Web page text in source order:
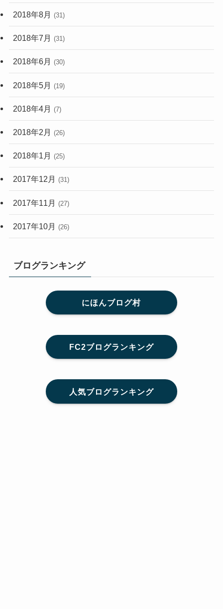
2018年8月 (31)
2018年7月 (31)
2018年6月 (30)
2018年5月 (19)
2018年4月 (7)
2018年2月 (26)
2018年1月 (25)
2017年12月 (31)
2017年11月 (27)
2017年10月 (26)
ブログランキング
にほんブログ村
FC2ブログランキング
人気ブログランキング